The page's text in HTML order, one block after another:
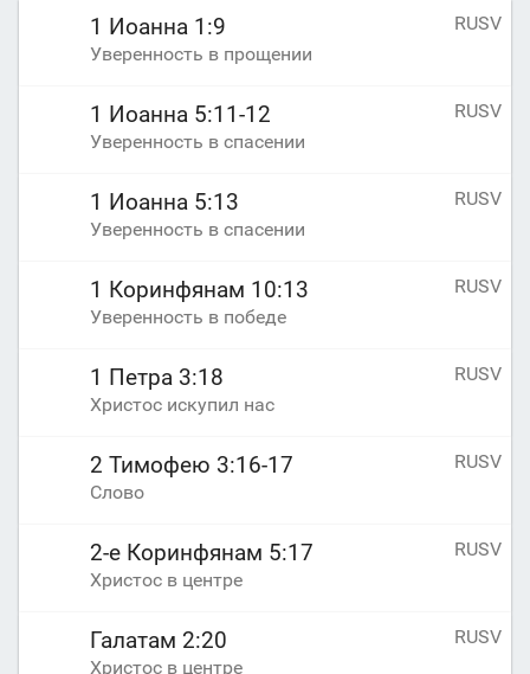
1 Иоанна 1:9 RUSV
Уверенность в прощении
1 Иоанна 5:11-12 RUSV
Уверенность в спасении
1 Иоанна 5:13 RUSV
Уверенность в спасении
1 Коринфянам 10:13 RUSV
Уверенность в победе
1 Петра 3:18 RUSV
Христос искупил нас
2 Тимофею 3:16-17 RUSV
Слово
2-е Коринфянам 5:17 RUSV
Христос в центре
Галатам 2:20 RUSV
Христос в центре